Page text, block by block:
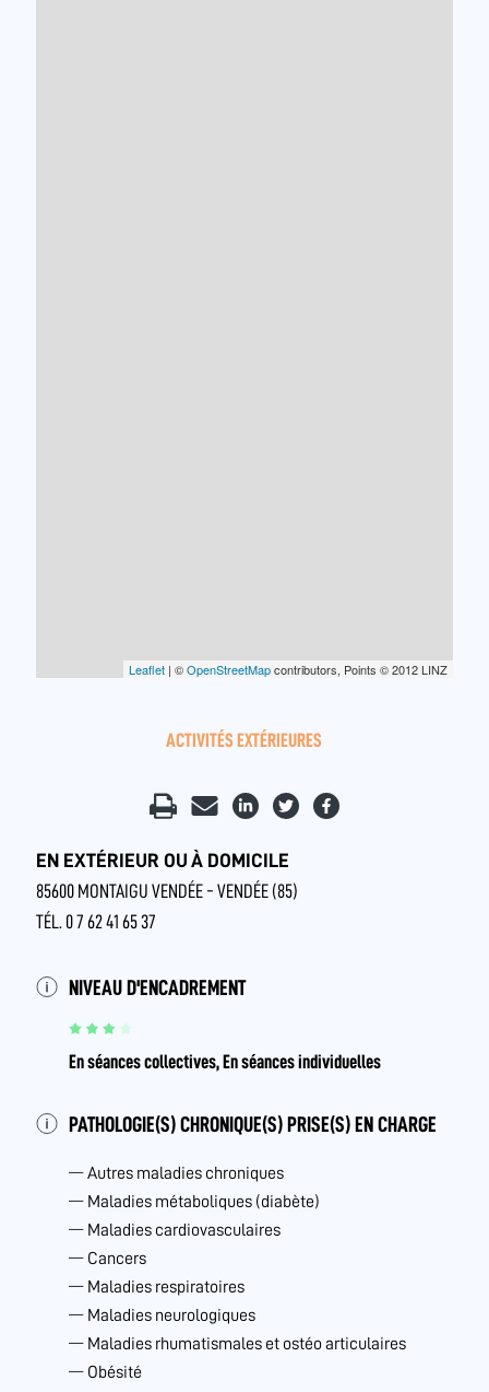
Leaflet | ©OpenStreetMapcontributors, Points © 2012 LINZ
ACTIVITÉS EXTÉRIEURES
EN EXTÉRIEUR OU À DOMICILE
85600 MONTAIGU VENDÉE - VENDÉE (85)
TÉL. 0 7 62 41 65 37
NIVEAU D'ENCADREMENT
En séances collectives, En séances individuelles
PATHOLOGIE(S) CHRONIQUE(S) PRISE(S) EN CHARGE
Autres maladies chroniques
Maladies métaboliques (diabète)
Maladies cardiovasculaires
Cancers
Maladies respiratoires
Maladies neurologiques
Maladies rhumatismales et ostéo articulaires
Obésité